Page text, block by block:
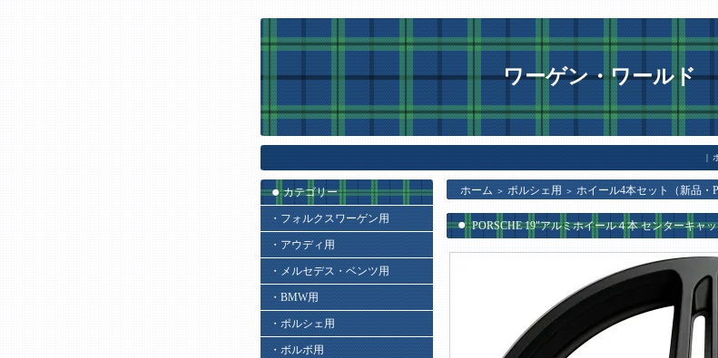
ワーゲン・ワールド
|
カテゴリー
・フォルクスワーゲン用
・アウディ用
・メルセデス・ベンツ用
・BMW用
・ポルシェ用
・ボルボ用
ホーム ＞ ポルシェ用 ＞ ホイール4本セット（新品・
PORSCHE 19"アルミホイール４本 センターキャ